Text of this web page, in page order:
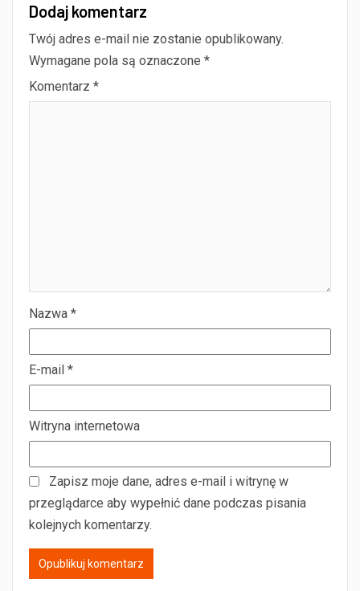
Dodaj komentarz
Twój adres e-mail nie zostanie opublikowany.
Wymagane pola są oznaczone *
Komentarz *
Nazwa *
E-mail *
Witryna internetowa
Zapisz moje dane, adres e-mail i witrynę w
przeglądarce aby wypełnić dane podczas pisania
kolejnych komentarzy.